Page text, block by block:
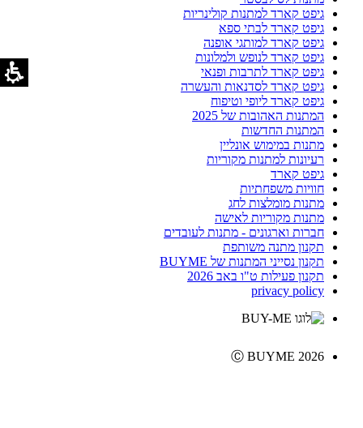
גיפט קארד למתנות קולינריות
גיפט קארד לבתי ספא
גיפט קארד למותגי אופנה
גיפט קארד לנופש ולמלונות
גיפט קארד לתרבות ופנאי
גיפט קארד לסדנאות והעשרה
גיפט קארד ליופי וטיפוח
המתנות האהובות של 2025
המתנות החדשות
מתנות במימוש אונליין
רעיונות למתנות מקוריות
גיפט קארד
חוויות משפחתיות
מתנות מומלצות לחג
מתנות מקוריות לאישה
חברות וארגונים - מתנות לעובדים
תקנון מתנה משותפת
תקנון נסייני המתנות של BUYME
תקנון פעילות ט"ו באב 2026
privacy policy
Ⓒ BUYME 2026